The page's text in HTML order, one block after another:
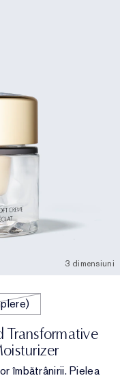
3 dimensiuni
îmbătrânirii. Pielea